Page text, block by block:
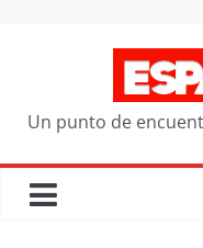
Un punto de